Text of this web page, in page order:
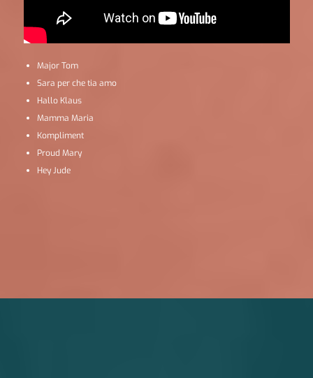
Major Tom
Sara per che tia amo
Hallo Klaus
Mamma Maria
Kompliment
Proud Mary
Hey Jude